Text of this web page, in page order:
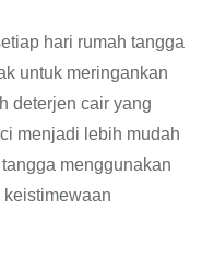
hari rumah tangga
untuk meringankan
deterjen cair yang
menjadi lebih mudah
menggunakan